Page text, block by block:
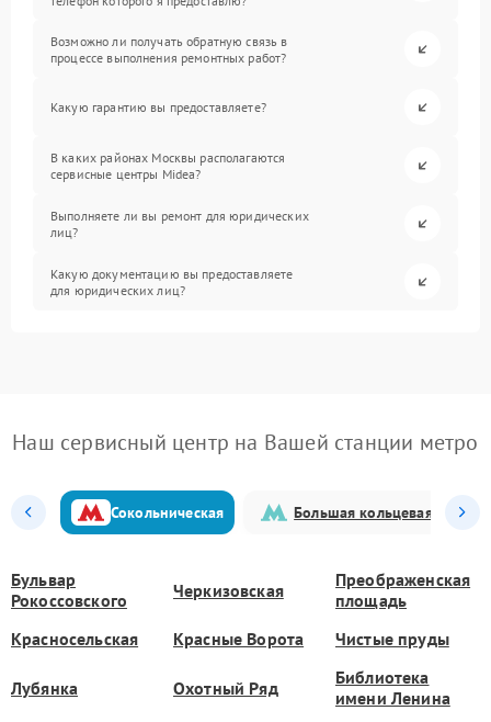
Возможно ли получать обратную связь в
процессе выполнения ремонтных работ?
Какую гарантию вы предоставляете?
В каких районах Москвы располагаются
сервисные центры Midea?
Выполняете ли вы ремонт для юридических
лиц?
Какую документацию вы предоставляете
для юридических лиц?
Наш сервисный центр на Вашей станции метро
Сокольническая Большая кольцевая
Бульвар
Рокоссовского
Черкизовская
Преображенская
площадь
Красносельская
Красные Ворота Чистые пруды
Лубянка Охотный Ряд
Библиотека
имени Ленина